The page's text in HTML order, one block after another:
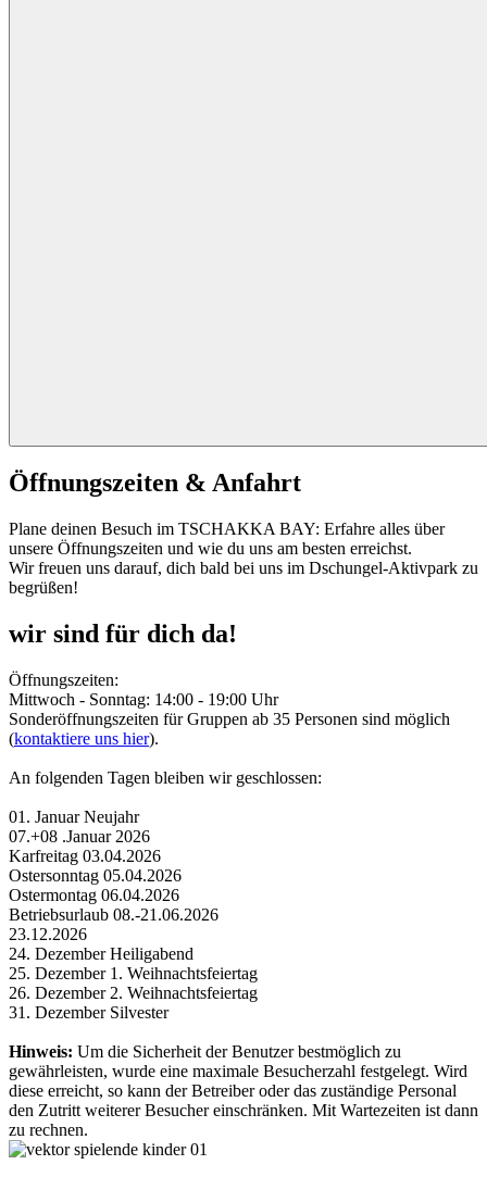
Öffnungszeiten & Anfahrt
Plane deinen Besuch im TSCHAKKA BAY: Erfahre alles über
unsere Öffnungszeiten und wie du uns am besten erreichst.
Wir freuen uns darauf, dich bald bei uns im Dschungel-Aktivpark zu
begrüßen!
wir sind für dich da!
Öffnungszeiten:
Mittwoch - Sonntag: 14:00 - 19:00 Uhr
Sonderöffnungszeiten für Gruppen ab 35 Personen sind möglich
(kontaktiere uns hier).
An folgenden Tagen bleiben wir geschlossen:
01. Januar Neujahr
07.+08 .Januar 2026
Karfreitag 03.04.2026
Ostersonntag 05.04.2026
Ostermontag 06.04.2026
Betriebsurlaub 08.-21.06.2026
23.12.2026
24. Dezember Heiligabend
25. Dezember 1. Weihnachtsfeiertag
26. Dezember 2. Weihnachtsfeiertag
31. Dezember Silvester
Hinweis: Um die Sicher­heit der Benutzer best­möglich zu
gewährleis­ten, wurde eine max­i­male Besucherzahl fest­gelegt. Wird
diese erreicht, so kann der Betreiber oder das zuständige Per­sonal
den Zutritt weit­erer Besucher ein­schränken. Mit Wartezeiten ist dann
zu rech­nen.